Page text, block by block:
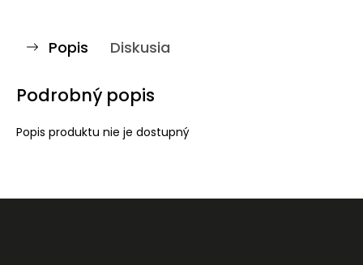
Popis Diskusia
Podrobný popis
Popis produktu nie je dostupný